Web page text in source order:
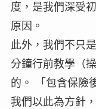
度，是我們深受
原因。
此外，我們不只
分鐘行前教學（
的。 「包含保險
我們以此為方針